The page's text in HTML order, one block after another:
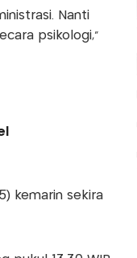
Nanti
psikologi,"
kemarin sekira